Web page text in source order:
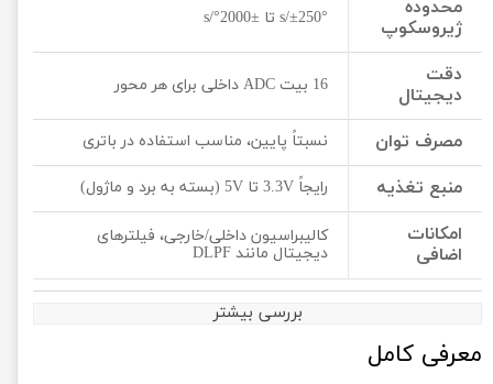
محدوده
ژیروسکوپ
±250°/s تا ±2000°/s
دقت
دیجیتال
16 بیت ADC داخلی برای هر محور
مصرف توان نسبتاً پایین، مناسب استفاده در باتری
منبع تغذیه رایجاً 3.3V تا 5V (بسته به برد و ماژول)
امکانات
اضافی
کالیبراسیون داخلی/خارجی، فیلترهای
دیجیتال مانند DLPF
بررسی بیشتر
معرفی کامل